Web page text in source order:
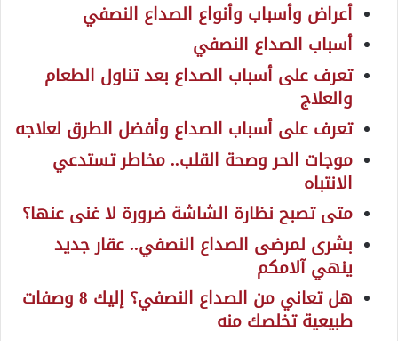
أعراض وأسباب وأنواع الصداع النصفي
أسباب الصداع النصفي
تعرف على أسباب الصداع بعد تناول الطعام
والعلاج
تعرف على أسباب الصداع وأفضل الطرق لعلاجه
موجات الحر وصحة القلب.. مخاطر تستدعي
الانتباه
متى تصبح نظارة الشاشة ضرورة لا غنى عنها؟
بشرى لمرضى الصداع النصفي.. عقار جديد
ينهي آلامكم
هل تعاني من الصداع النصفي؟ إليك 8 وصفات
طبيعية تخلصك منه